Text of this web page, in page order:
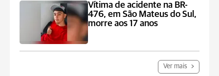
Vítima de acidente na BR-
476, em São Mateus do Sul,
morre aos 17 anos
Ver mais